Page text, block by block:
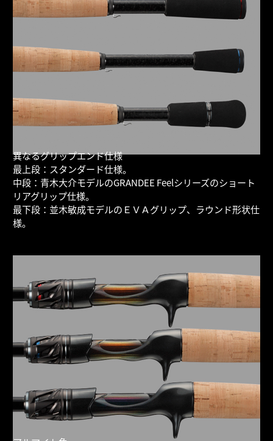
異なるグリップエンド仕様
最上段：スタンダード仕様。
中段：青木大介モデルのGRANDEE Feelシリーズのショート
リアグリップ仕様。
最下段：並木敏成モデルのＥＶＡグリップ、ラウンド形状仕
様。